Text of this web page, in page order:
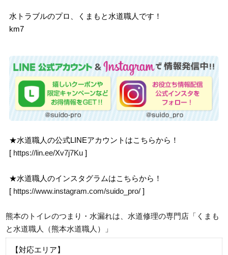
水トラブルのプロ、くまもと水道職人です！
km7
★水道職人の公式LINEアカウントはこちらから！
[ https://lin.ee/Xv7j7Ku ]
★水道職人のインスタグラムはこちらから！
[ https://www.instagram.com/suido_pro/ ]
熊本のトイレのつまり・水漏れは、水道修理の専門店「くまも
と水道職人（熊本水道職人）」
【対応エリア】